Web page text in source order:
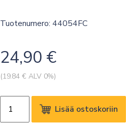
Tuotenumero: 44054FC
24,90 €
(19.84 € ALV 0%)
SCREENOR
LUMO
Lisää ostoskoriin